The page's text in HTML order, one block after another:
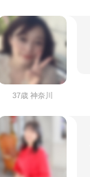
37歳 神奈川